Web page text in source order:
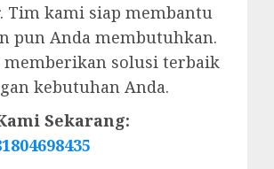
Tim kami siap membantu
pun Anda membutuhkan.
memberikan solusi terbaik
kebutuhan Anda.
Sekarang: